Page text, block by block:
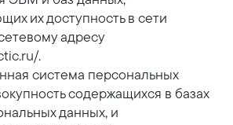
их доступность в сети
адресу
.
система персональных
содержащихся в базах
данных, и